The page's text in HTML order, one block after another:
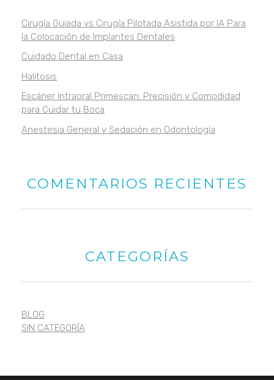
Cirugía Guiada vs Cirugía Pilotada Asistida por IA Para
la Colocación de Implantes Dentales
Cuidado Dental en Casa
Halitosis
Escáner Intraoral Primescan: Precisión y Comodidad
para Cuidar tu Boca
Anestesia General y Sedación en Odontología
COMENTARIOS RECIENTES
CATEGORÍAS
BLOG
SIN CATEGORÍA